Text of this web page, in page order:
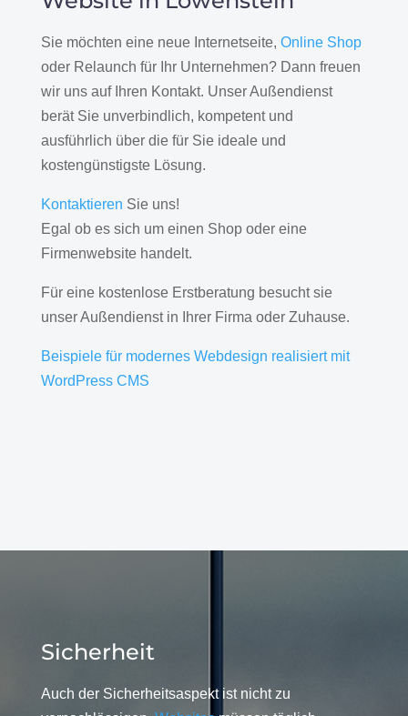
Sie möchten eine neue Internetseite, Online Shop
oder Relaunch für Ihr Unternehmen? Dann freuen
wir uns auf Ihren Kontakt. Unser Außendienst
berät Sie unverbindlich, kompetent und
ausführlich über die für Sie ideale und
kostengünstigste Lösung.
Kontaktieren Sie uns!
Egal ob es sich um einen Shop oder eine
Firmenwebsite handelt.
Für eine kostenlose Erstberatung besucht sie
unser Außendienst in Ihrer Firma oder Zuhause.
Beispiele für modernes Webdesign realisiert mit
WordPress CMS
Sicherheit
Auch der Sicherheitsaspekt ist nicht zu